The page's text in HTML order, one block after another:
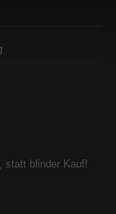
statt blinder Kauf!